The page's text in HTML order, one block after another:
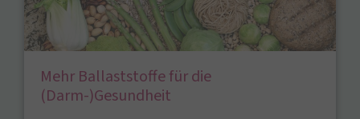
Mehr Ballaststoffe für die
(Darm-)Gesundheit